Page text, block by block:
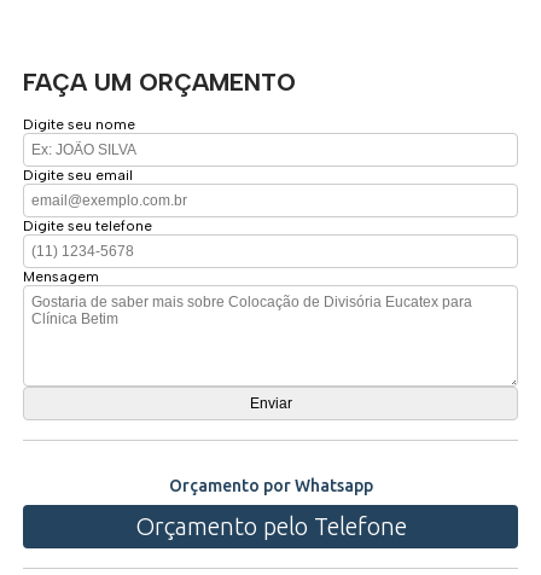
FAÇA UM ORÇAMENTO
Digite seu nome
Digite seu email
Digite seu telefone
Mensagem
Orçamento por Whatsapp
Orçamento pelo Telefone